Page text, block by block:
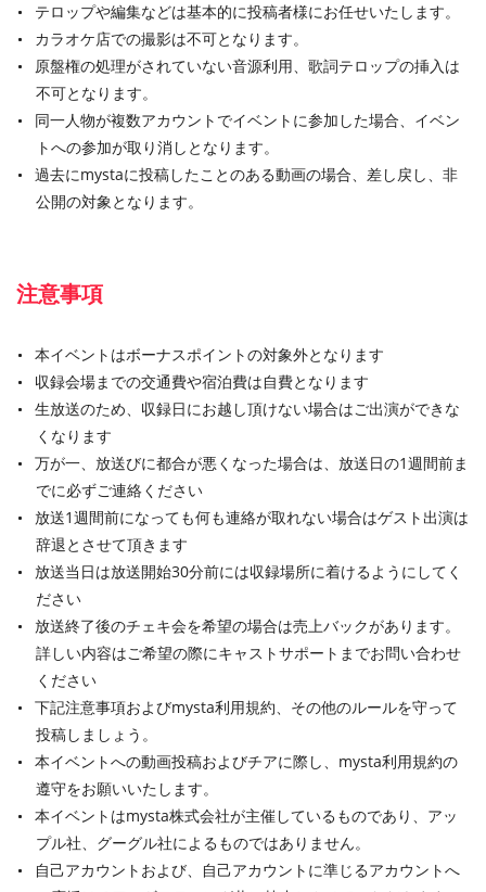
テロップや編集などは基本的に投稿者様にお任せいたします。
カラオケ店での撮影は不可となります。
原盤権の処理がされていない音源利用、歌詞テロップの挿入は
不可となります。
同一人物が複数アカウントでイベントに参加した場合、イベン
トへの参加が取り消しとなります。
過去にmystaに投稿したことのある動画の場合、差し戻し、非
公開の対象となります。
注意事項
本イベントはボーナスポイントの対象外となります
収録会場までの交通費や宿泊費は自費となります
生放送のため、収録日にお越し頂けない場合はご出演ができな
くなります
万が一、放送びに都合が悪くなった場合は、放送日の1週間前ま
でに必ずご連絡ください
放送1週間前になっても何も連絡が取れない場合はゲスト出演は
辞退とさせて頂きます
放送当日は放送開始30分前には収録場所に着けるようにしてく
ださい
放送終了後のチェキ会を希望の場合は売上バックがあります。
詳しい内容はご希望の際にキャストサポートまでお問い合わせ
ください
下記注意事項およびmysta利用規約、その他のルールを守って
投稿しましょう。
本イベントへの動画投稿およびチアに際し、mysta利用規約の
遵守をお願いいたします。
本イベントはmysta株式会社が主催しているものであり、アッ
プル社、グーグル社によるものではありません。
自己アカウントおよび、自己アカウントに準じるアカウントへ